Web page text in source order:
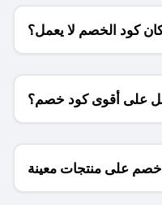
كود الخصم لا يعمل؟
على أقوى كود خصم؟
على منتجات معينة
فقط؟